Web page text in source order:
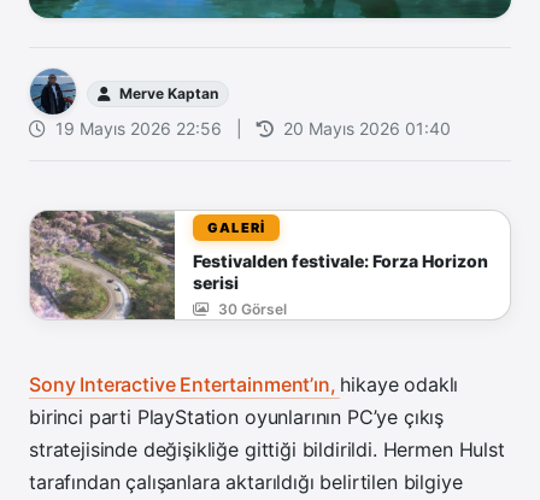
Merve Kaptan
19 Mayıs 2026 22:56 20 Mayıs 2026 01:40
GALERİ
Festivalden festivale: Forza Horizon
serisi
30 Görsel
Sony Interactive Entertainment’ın, hikaye odaklı
birinci parti PlayStation oyunlarının PC’ye çıkış
stratejisinde değişikliğe gittiği bildirildi. Hermen Hulst
tarafından çalışanlara aktarıldığı belirtilen bilgiye